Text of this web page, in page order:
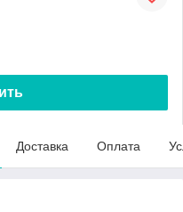
Доставка Оплата